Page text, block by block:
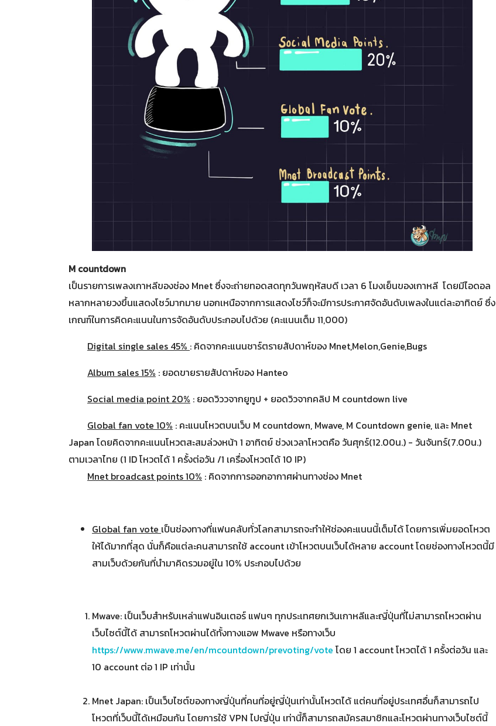
M countdown
เป็นรายการเพลงเกาหลีของช่อง Mnet ซึ่งจะถ่ายทอดสดทุกวันพฤหัสบดี เวลา 6 โมงเย็นของเกาหลี โดยมีไอดอล
หลากหลายวงขึ้นแสดงโชว์มากมาย นอกเหนือจากการแสดงโชว์ก็จะมีการประกาศจัดอันดับเพลงในแต่ละอาทิตย์ ซึ่ง
เกณฑ์ในการคิดคะแนนในการจัดอันดับประกอบไปด้วย (คะแนนเต็ม 11,000)
Digital single sales 45% : คิดจากคะแนนชาร์ตรายสัปดาห์ของ Mnet,Melon,Genie,Bugs
Album sales 15% : ยอดขายรายสัปดาห์ของ Hanteo
Social media point 20% : ยอดวิววจากยูทูป + ยอดวิวจากคลิป M countdown live
Global fan vote 10% : คะแนนโหวตบนเว็บ M countdown, Mwave, M Countdown genie, และ Mnet
Japan โดยคิดจากคะแนนโหวตสะสมล่วงหน้า 1 อาทิตย์ ช่วงเวลาโหวตคือ วันศุกร์(12.00น.) - วันจันทร์(7.00น.)
ตามเวลาไทย (1 ID โหวตได้ 1 ครั้งต่อวัน /1 เครื่องโหวตได้ 10 IP)
Mnet broadcast points 10% : คิดจากการออกอากาศผ่านทางช่อง Mnet
Global fan vote เป็นช่องทางที่แฟนคลับทั่วโลกสามารถจะทำให้ช่องคะแนนนี้เต็มได้ โดยการเพิ่มยอดโหวต
ให้ได้มากที่สุด นั่นก็คือแต่ละคนสามารถใช้ account เข้าโหวตบนเว็บได้หลาย account โดยช่องทางโหวตนี้มี
สามเว็บด้วยกันที่นำมาคิดรวมอยู่ใน 10% ประกอบไปด้วย
Mwave: เป็นเว็บสำหรับเหล่าแฟนอินเตอร์ แฟนๆ ทุกประเทศยกเว้นเกาหลีและญี่ปุ่นที่ไม่สามารถโหวตผ่าน
เว็บไซต์นี้ได้ สามารถโหวตผ่านได้ทั้งทางแอพ Mwave หรือทางเว็บ
https://www.mwave.me/en/mcountdown/prevoting/vote โดย 1 account โหวตได้ 1 ครั้งต่อวัน และ
10 account ต่อ 1 IP เท่านั้น
Mnet Japan: เป็นเว็บไซต์ของทางญี่ปุ่นที่คนที่อยู่ญี่ปุ่นเท่านั้นโหวตได้ แต่คนที่อยู่ประเทศอื่นก็สามารถไป
โหวตที่เว็บนี้ได้เหมือนกัน โดยการใช้ VPN ไปญี่ปุ่น เท่านี้ก็สามารถสมัครสมาชิกและโหวตผ่านทางเว็บไซต์นี้